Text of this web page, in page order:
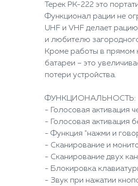
Терек РК-222 это
Функционал рации не
UHF и VHF делает
и любителю
Кроме работы в прямом
батареи – это
потери устройства.
ФУНКЦИОНАЛЬНОСТЬ:
- Голосовая активация
- Голосовая активация
- Функция "нажми и
- Сканирование и
- Сканирование двух
- Блокировка
- Звук при нажатии